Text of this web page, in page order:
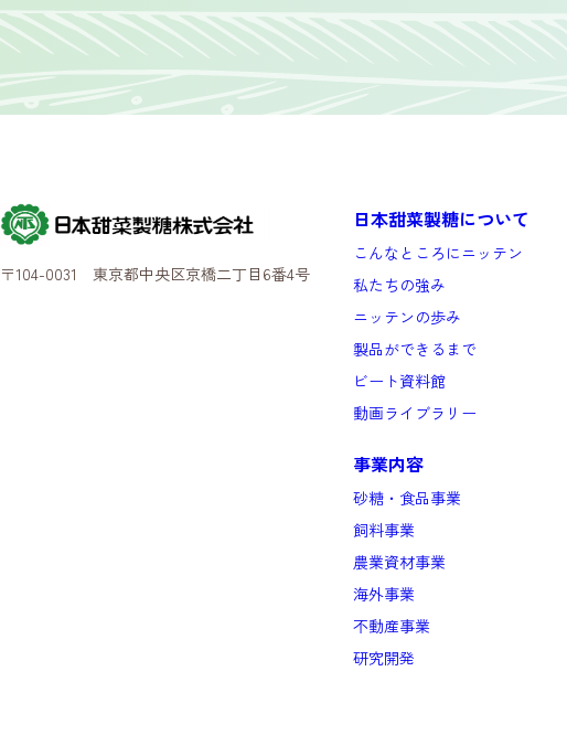
〒104-0031 東京都中央区京橋二丁目6番4号
日本甜菜製糖について
こんなところにニッテン
私たちの強み
ニッテンの歩み
製品ができるまで
ビート資料館
動画ライブラリー
事業内容
砂糖・食品事業
飼料事業
農業資材事業
海外事業
不動産事業
研究開発